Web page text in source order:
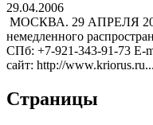
29.04.2006
МОСКВА. 29 АПРЕЛЯ
немедленного
СПб: +7-921-343-91-73 E-
сайт: http://www.kriorus.ru...
Страницы